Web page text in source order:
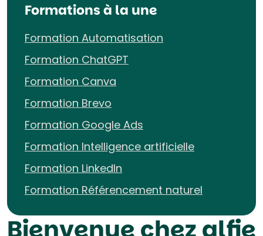
Formations à la une
Formation Automatisation
Formation ChatGPT
Formation Canva
Formation Brevo
Formation Google Ads
Formation Intelligence artificielle
Formation LinkedIn
Formation Référencement naturel